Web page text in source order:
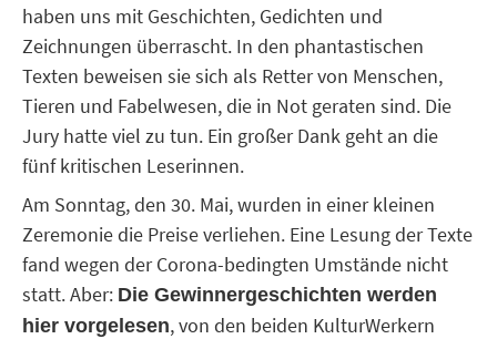
haben uns mit Geschichten, Gedichten und
Zeichnungen überrascht. In den phantastischen
Texten beweisen sie sich als Retter von Menschen,
Tieren und Fabelwesen, die in Not geraten sind. Die
Jury hatte viel zu tun. Ein großer Dank geht an die
fünf kritischen Leserinnen.
Am Sonntag, den 30. Mai, wurden in einer kleinen
Zeremonie die Preise verliehen. Eine Lesung der Texte
fand wegen der Corona-bedingten Umstände nicht
statt. Aber: Die Gewinnergeschichten werden
hier vorgelesen, von den beiden KulturWerkern